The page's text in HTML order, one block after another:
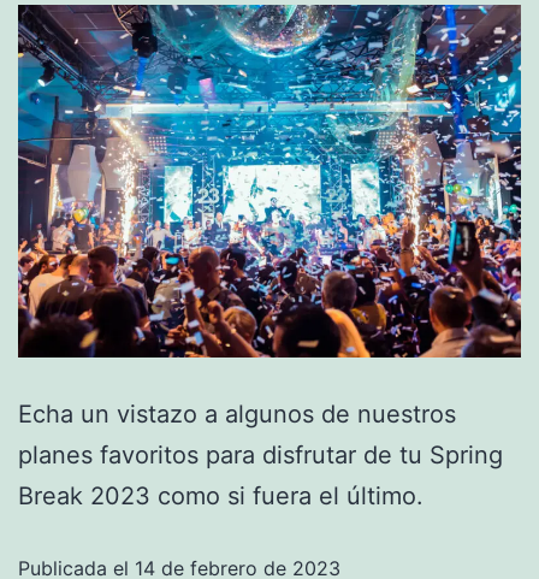
Echa un vistazo a algunos de nuestros
planes favoritos para disfrutar de tu Spring
Break 2023 como si fuera el último.
Publicada el 14 de febrero de 2023